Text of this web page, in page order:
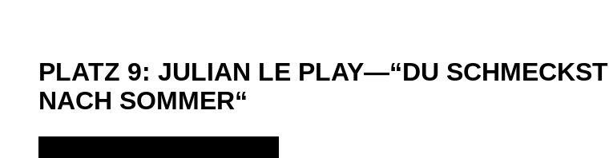
PLATZ 9: JULIAN LE PLAY—“DU SCHMECKST
NACH SOMMER“